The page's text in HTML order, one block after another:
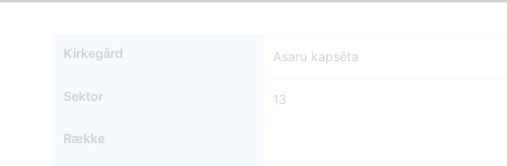
Kirkegård Asaru kapsēta
Sektor 13
Række